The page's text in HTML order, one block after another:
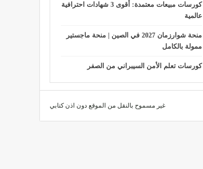
كورسات مبيعات معتمدة: أقوى 3 شهادات احترافية
عالمية
منحة شوارزمان 2027 في الصين | منحة ماجستير
ممولة بالكامل
كورسات تعلم الأمن السيبراني من الصفر
غير مسموح بالنقل من الموقع دون اذن كتابي